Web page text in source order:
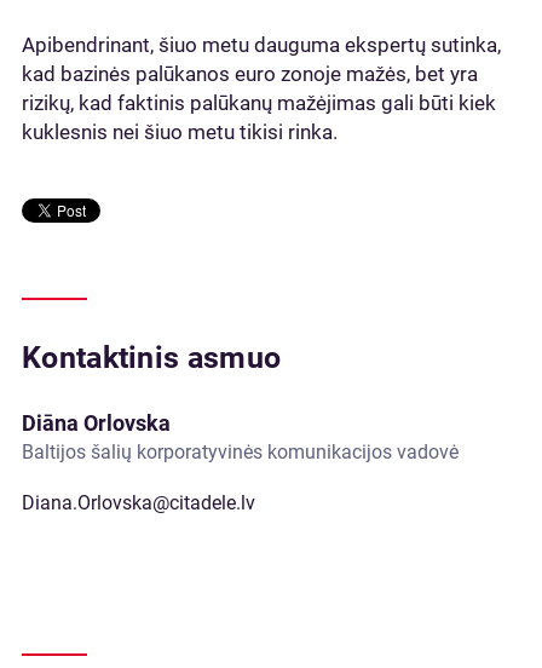
Apibendrinant, šiuo metu dauguma ekspertų sutinka,
kad bazinės palūkanos euro zonoje mažės, bet yra
rizikų, kad faktinis palūkanų mažėjimas gali būti kiek
kuklesnis nei šiuo metu tikisi rinka.
Kontaktinis asmuo
Diāna Orlovska
Baltijos šalių korporatyvinės komunikacijos vadovė
Diana.Orlovska@citadele.lv